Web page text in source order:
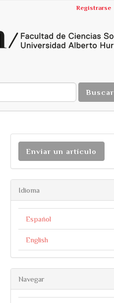
Registrarse
Buscar
Enviar un artículo
Idioma
Español
English
Navegar